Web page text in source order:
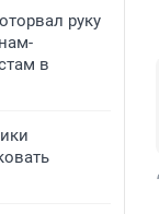
руку
в